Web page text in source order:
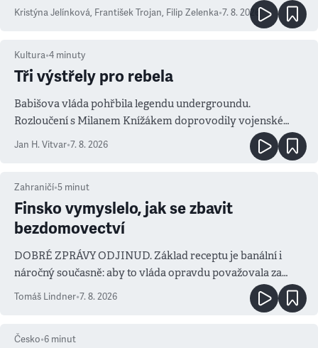
Kristýna Jelínková, František Trojan, Filip Zelenka•7. 8. 2026
Kultura•4 minuty
Tři výstřely pro rebela
Babišova vláda pohřbila legendu undergroundu.
Rozloučení s Milanem Knížákem doprovodily vojenské
Jan H. Vitvar•7. 8. 2026
Zahraničí•5 minut
Finsko vymyslelo, jak se zbavit
bezdomovectví
DOBRÉ ZPRÁVY ODJINUD. Základ receptu je banální i
náročný současně: aby to vláda opravdu považovala za
Tomáš Lindner•7. 8. 2026
Česko•6 minut